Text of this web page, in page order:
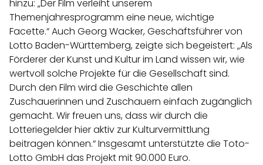
hinzu: „Der Film verleiht unserem
Themenjahresprogramm eine neue, wichtige
Facette.“ Auch Georg Wacker, Geschäftsführer von
Lotto Baden-Württemberg, zeigte sich begeistert: „Als
Förderer der Kunst und Kultur im Land wissen wir, wie
wertvoll solche Projekte für die Gesellschaft sind.
Durch den Film wird die Geschichte allen
Zuschauerinnen und Zuschauern einfach zugänglich
gemacht. Wir freuen uns, dass wir durch die
Lotteriegelder hier aktiv zur Kulturvermittlung
beitragen können.“ Insgesamt unterstützte die Toto-
Lotto GmbH das Projekt mit 90.000 Euro.